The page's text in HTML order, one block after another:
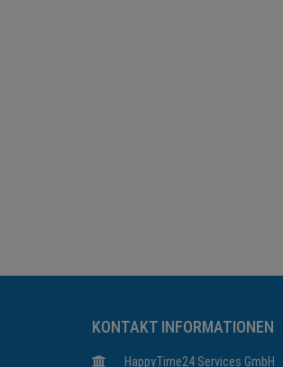
KONTAKT INFORMATIONEN
HappyTime24 Services GmbH